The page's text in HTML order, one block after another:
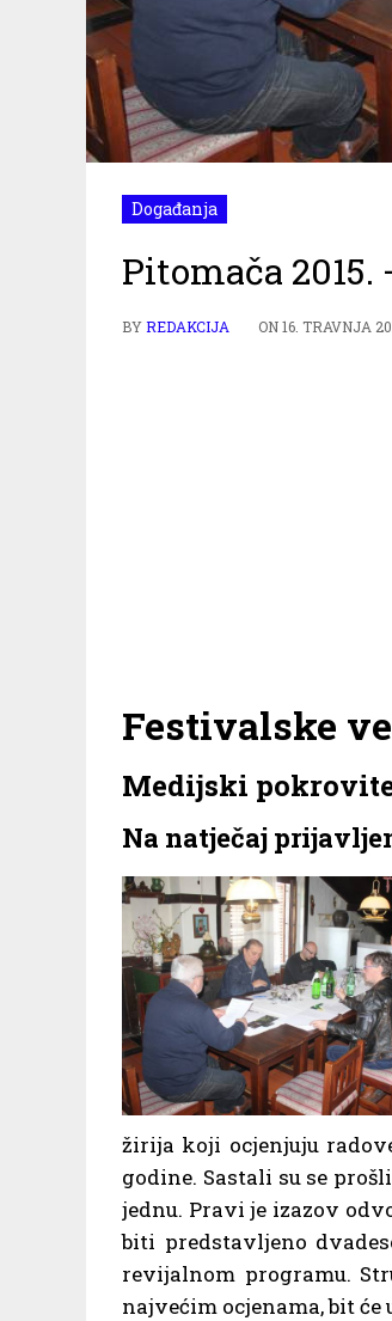
Događanja
Pitomača
BYREDAKCIJA ON16. TRAVNJA
Festivalske
Medijski
Na natječaj
žirija koji ocjenjuju
godine. Sastali su se
jednu. Pravi je izazov
biti predstavljeno
revijalnom programu.
najvećim ocjenama, bit